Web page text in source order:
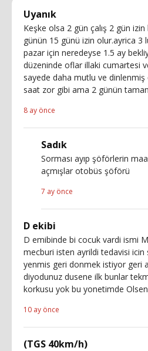
Uyanık
Keşke olsa 2 gün çalış 2 gün
günün 15 günü izin olur.ayrica 3
pazar için neredeyse 1.5 ay
düzeninde oflar illaki cumartesi
sayede daha mutlu ve dinlenmiş
saat zor gibi ama 2 günün
8 ay önce
Sadık
Sorması ayıp şöförlerin
açmışlar otobüs şöförü
7 ay önce
D ekibi
D emibinde bi cocuk vardi ismi
mecburi isten ayrildi tedavisi icin
yenmis geri donmek istiyor geri
diyodunuz dusene ilk bunlar
korkusu yok bu yonetimde
10 ay önce
(TGS 40km/h)